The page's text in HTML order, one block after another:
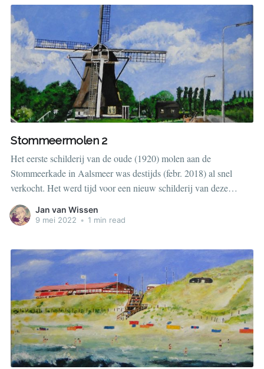
Stommeermolen 2
Het eerste schilderij van de oude (1920) molen aan de
Stommeerkade in Aalsmeer was destijds (febr. 2018) al snel
verkocht. Het werd tijd voor een nieuw schilderij van deze
prachtige molen.
Jan van Wissen
9 mei 2022 • 1 min read